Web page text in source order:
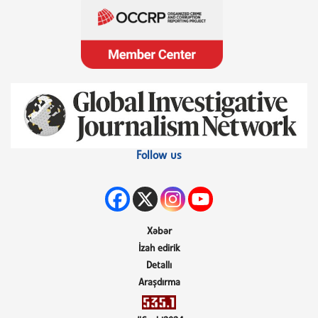
Follow us
Xəbər
İzah edirik
Detallı
Araşdırma